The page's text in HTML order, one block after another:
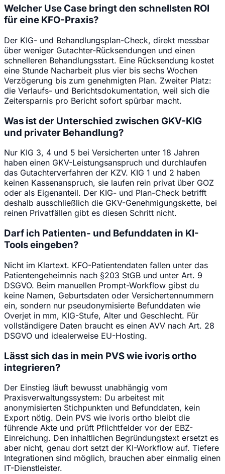
Welcher Use Case bringt den schnellsten ROI
für eine KFO-Praxis?
Der KIG- und Behandlungsplan-Check, direkt messbar
über weniger Gutachter-Rücksendungen und einen
schnelleren Behandlungsstart. Eine Rücksendung kostet
eine Stunde Nacharbeit plus vier bis sechs Wochen
Verzögerung bis zum genehmigten Plan. Zweiter Platz:
die Verlaufs- und Berichtsdokumentation, weil sich die
Zeitersparnis pro Bericht sofort spürbar macht.
Was ist der Unterschied zwischen GKV-KIG
und privater Behandlung?
Nur KIG 3, 4 und 5 bei Versicherten unter 18 Jahren
haben einen GKV-Leistungsanspruch und durchlaufen
das Gutachterverfahren der KZV. KIG 1 und 2 haben
keinen Kassenanspruch, sie laufen rein privat über GOZ
oder als Eigenanteil. Der KIG- und Plan-Check betrifft
deshalb ausschließlich die GKV-Genehmigungskette, bei
reinen Privatfällen gibt es diesen Schritt nicht.
Darf ich Patienten- und Befunddaten in KI-
Tools eingeben?
Nicht im Klartext. KFO-Patientendaten fallen unter das
Patientengeheimnis nach §203 StGB und unter Art. 9
DSGVO. Beim manuellen Prompt-Workflow gibst du
keine Namen, Geburtsdaten oder Versichertennummern
ein, sondern nur pseudonymisierte Befunddaten wie
Overjet in mm, KIG-Stufe, Alter und Geschlecht. Für
vollständigere Daten braucht es einen AVV nach Art. 28
DSGVO und idealerweise EU-Hosting.
Lässt sich das in mein PVS wie ivoris ortho
integrieren?
Der Einstieg läuft bewusst unabhängig vom
Praxisverwaltungssystem: Du arbeitest mit
anonymisierten Stichpunkten und Befunddaten, kein
Export nötig. Dein PVS wie ivoris ortho bleibt die
führende Akte und prüft Pflichtfelder vor der EBZ-
Einreichung. Den inhaltlichen Begründungstext ersetzt es
aber nicht, genau dort setzt der KI-Workflow auf. Tiefere
Integrationen sind möglich, brauchen aber einmalig einen
IT-Dienstleister.